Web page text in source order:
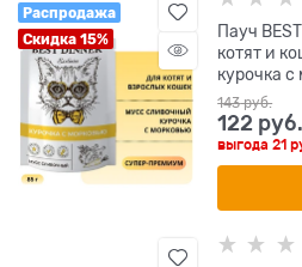
Распродажа
Скидка 15%
Пауч
котят и
курочка
143 руб.
122 руб.
выгода21